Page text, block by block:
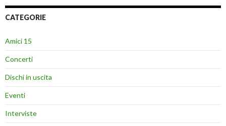
CATEGORIE
Amici 15
Concerti
Dischi in uscita
Eventi
Interviste